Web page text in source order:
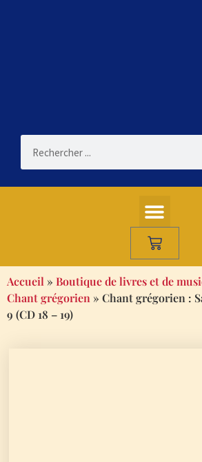
Accueil » Boutique de livres et de
Chant grégorien » Chant grégorien :
9 (CD 18 – 19)